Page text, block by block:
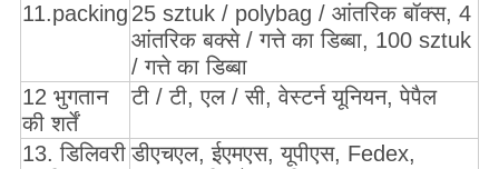
11.packing 25 sztuk / polybag / आंतरिक बॉक्स, 4
आंतरिक बक्से / गत्ते का डिब्बा, 100 sztuk
/ गत्ते का डिब्बा
12 भुगतान
की शर्तें
टी / टी, एल / सी, वेस्टर्न यूनियन, पेपैल
13. डिलिवरी डीएचएल, ईएमएस, यूपीएस, Fedex,